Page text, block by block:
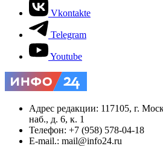
Vkontakte
Telegram
Youtube
Адрес редакции: 117105, г.
наб., д. 6, к. 1
Телефон: +7 (958) 578-04-18
E-mail.: mail@info24.ru